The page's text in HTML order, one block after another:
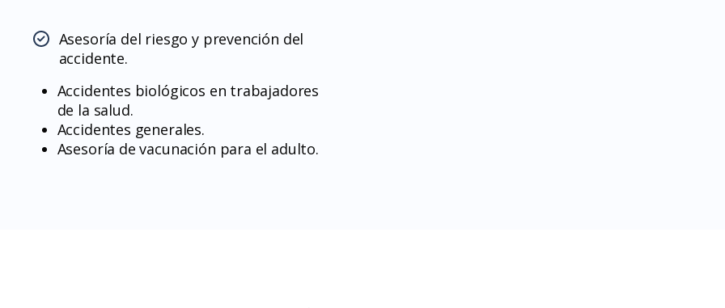
Asesoría del riesgo y prevención del
accidente.
Accidentes biológicos en trabajadores
de la salud.
Accidentes generales.
Asesoría de vacunación para el adulto.